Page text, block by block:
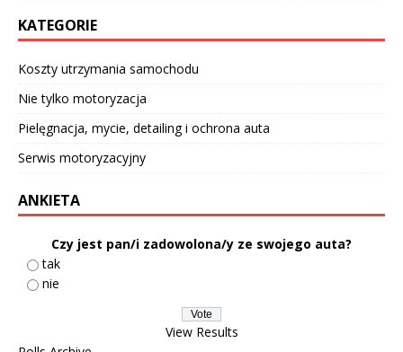
KATEGORIE
Koszty utrzymania samochodu
Nie tylko motoryzacja
Pielęgnacja, mycie, detailing i ochrona auta
Serwis motoryzacyjny
ANKIETA
Czy jest pan/i zadowolona/y ze swojego auta?
tak
nie
View Results